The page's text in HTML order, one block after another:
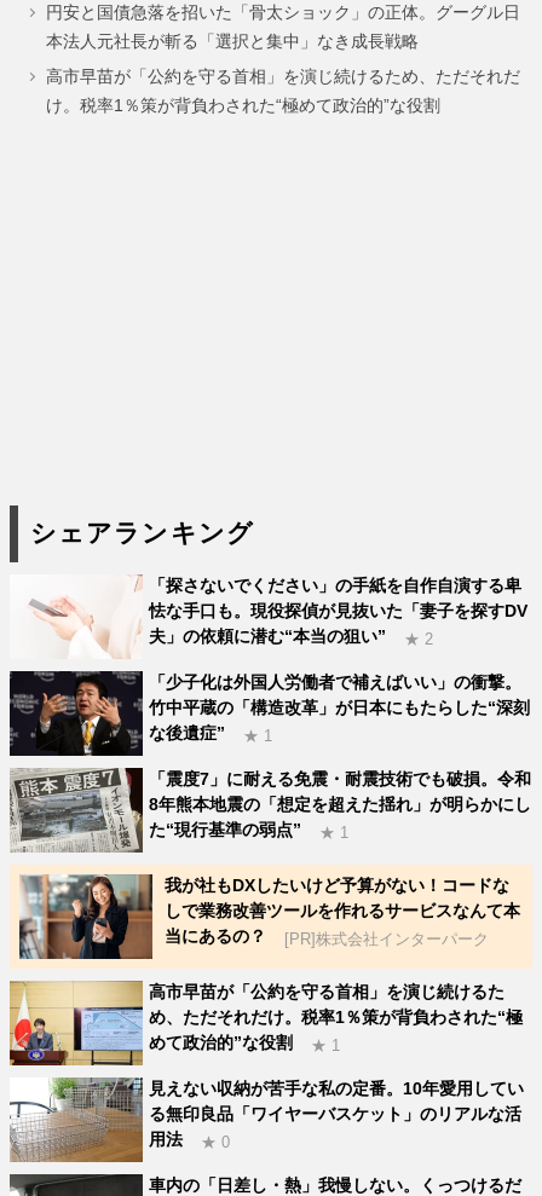
ー
ジ
ー
ジ
ー
ジ
円安と国債急落を招いた「骨太ショック」の正体。グーグル日
本法人元社長が斬る「選択と集中」なき成長戦略
高市早苗が「公約を守る首相」を演じ続けるため、ただそれだ
け。税率1％策が背負わされた“極めて政治的”な役割
シェアランキング
「探さないでください」の手紙を自作自演する卑
怯な手口も。現役探偵が見抜いた「妻子を探すDV
夫」の依頼に潜む“本当の狙い”
★ 2
「少子化は外国人労働者で補えばいい」の衝撃。
竹中平蔵の「構造改革」が日本にもたらした“深刻
な後遺症”
★ 1
「震度7」に耐える免震・耐震技術でも破損。令和
8年熊本地震の「想定を超えた揺れ」が明らかにし
た“現行基準の弱点”
★ 1
我が社もDXしたいけど予算がない！コードな
しで業務改善ツールを作れるサービスなんて本
当にあるの？
[PR]株式会社インターパーク
高市早苗が「公約を守る首相」を演じ続けるた
め、ただそれだけ。税率1％策が背負わされた“極
めて政治的”な役割
★ 1
見えない収納が苦手な私の定番。10年愛用してい
る無印良品「ワイヤーバスケット」のリアルな活
用法
★ 0
車内の「日差し・熱」我慢しない。くっつけるだ